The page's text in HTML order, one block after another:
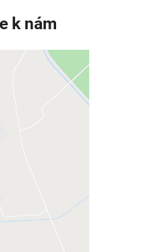
k nám